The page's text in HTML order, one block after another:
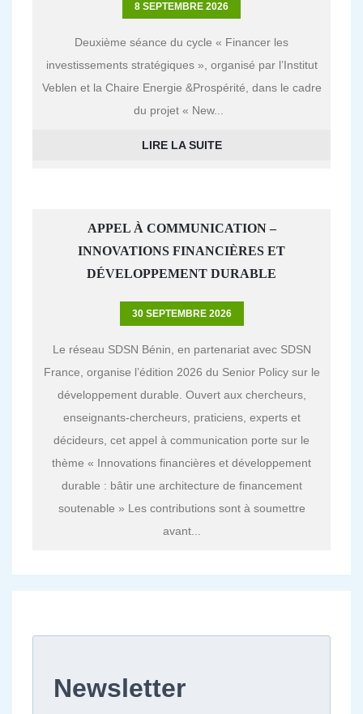
8 SEPTEMBRE 2026
Deuxième séance du cycle « Financer les
investissements stratégiques », organisé par l’Institut
Veblen et la Chaire Energie &Prospérité, dans le cadre
du projet « New...
LIRE LA SUITE
APPEL À COMMUNICATION –
INNOVATIONS FINANCIÈRES ET
DÉVELOPPEMENT DURABLE
30 SEPTEMBRE 2026
Le réseau SDSN Bénin, en partenariat avec SDSN
France, organise l’édition 2026 du Senior Policy sur le
développement durable. Ouvert aux chercheurs,
enseignants-chercheurs, praticiens, experts et
décideurs, cet appel à communication porte sur le
thème « Innovations financières et développement
durable : bâtir une architecture de financement
soutenable » Les contributions sont à soumettre
avant...